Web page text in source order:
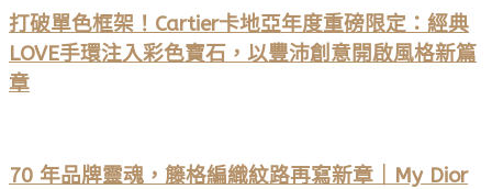
打破單色框架！Cartier卡地亞年度重磅限定：經典
LOVE手環注入彩色寶石，以豐沛創意開啟風格新篇
章
70 年品牌靈魂，籐格編織紋路再寫新章｜My Dior